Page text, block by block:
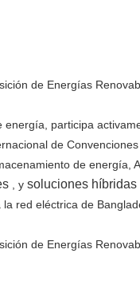
energía, participa
de
de energía,
, y soluciones híbridas
red eléctrica de